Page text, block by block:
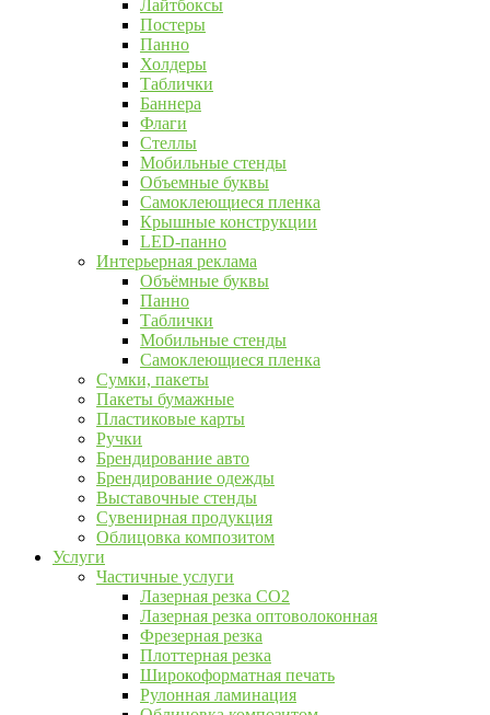
Лайтбоксы
Постеры
Панно
Холдеры
Таблички
Баннера
Флаги
Стеллы
Мобильные стенды
Объемные буквы
Самоклеющиеся пленка
Крышные конструкции
LED-панно
Интерьерная реклама
Объёмные буквы
Панно
Таблички
Мобильные стенды
Самоклеющиеся пленка
Сумки, пакеты
Пакеты бумажные
Пластиковые карты
Ручки
Брендирование авто
Брендирование одежды
Выставочные стенды
Сувенирная продукция
Облицовка композитом
Услуги
Частичные услуги
Лазерная резка CO2
Лазерная резка оптоволоконная
Фрезерная резка
Плоттерная резка
Широкоформатная печать
Рулонная ламинация